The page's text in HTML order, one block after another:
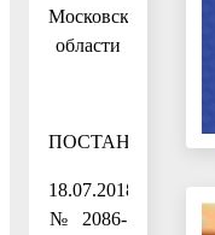
Московской
области
ПОСТАНОВЛЕНИЕ
18.07.2018
№ 2086-